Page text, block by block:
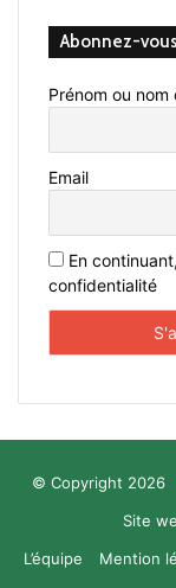
Abonnez-
Prénom ou nom
Email
En
confidentialité
© Copyright 2026
Site
L’équipe
Mention